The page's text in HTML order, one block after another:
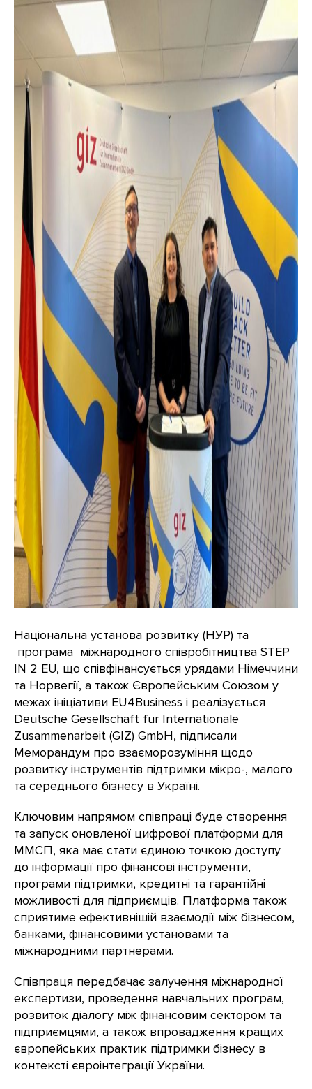
Національна установа розвитку (НУР) та
програма міжнародного співробітництва STEP
IN 2 EU, що співфінансується урядами Німеччини
та Норвегії, а також Європейським Союзом у
межах ініціативи EU4Business і реалізується
Deutsche Gesellschaft für Internationale
Zusammenarbeit (GIZ) GmbH, підписали
Меморандум про взаєморозуміння щодо
розвитку інструментів підтримки мікро-, малого
та середнього бізнесу в Україні.
Ключовим напрямом співпраці буде створення
та запуск оновленої цифрової платформи для
ММСП, яка має стати єдиною точкою доступу
до інформації про фінансові інструменти,
програми підтримки, кредитні та гарантійні
можливості для підприємців. Платформа також
сприятиме ефективнішій взаємодії між бізнесом,
банками, фінансовими установами та
міжнародними партнерами.
Співпраця передбачає залучення міжнародної
експертизи, проведення навчальних програм,
розвиток діалогу між фінансовим сектором та
підприємцями, а також впровадження кращих
європейських практик підтримки бізнесу в
контексті євроінтеграції України.